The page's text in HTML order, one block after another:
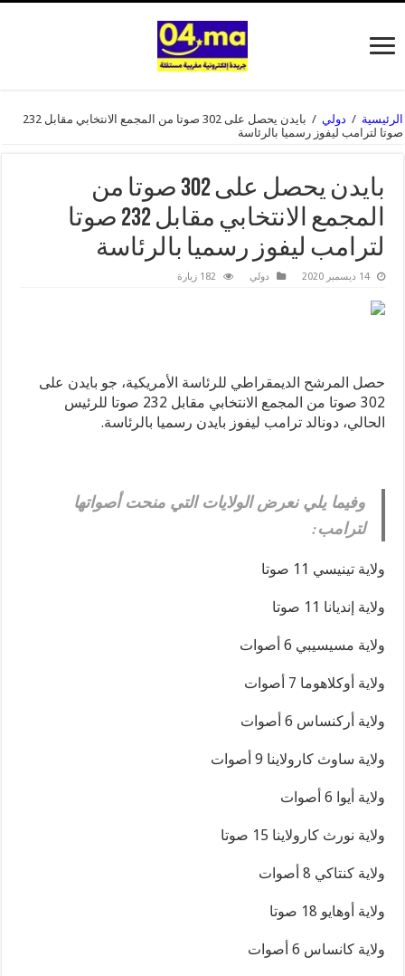
الرئيسية / دولي /
بايدن يحصل على 302 صوتا من المجمع الانتخابي مقابل 232
صوتا لترامب ليفوز رسميا بالرئاسة
بايدن يحصل على 302 صوتا من
المجمع الانتخابي مقابل 232 صوتا
لترامب ليفوز رسميا بالرئاسة
14 ديسمبر 2020 دولي 182 زيارة
حصل المرشح الديمقراطي للرئاسة الأمريكية، جو بايدن على
302 صوتا من المجمع الانتخابي مقابل 232 صوتا للرئيس
الحالي، دونالد ترامب ليفوز بايدن رسميا بالرئاسة.
وفيما يلي نعرض الولايات التي منحت أصواتها
لترامب:
ولاية تينيسي 11 صوتا
ولاية إنديانا 11 صوتا
ولاية مسيسيبي 6 أصوات
ولاية أوكلاهوما 7 أصوات
ولاية أركنساس 6 أصوات
ولاية ساوث كارولاينا 9 أصوات
ولاية أيوا 6 أصوات
ولاية نورث كارولاينا 15 صوتا
ولاية كنتاكي 8 أصوات
ولاية أوهايو 18 صوتا
ولاية كانساس 6 أصوات